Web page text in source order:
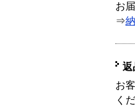
お
⇒
返
お
く